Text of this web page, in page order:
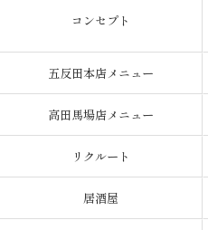
コンセプト
五反田本店メニュー
高田馬場店メニュー
リクルート
居酒屋